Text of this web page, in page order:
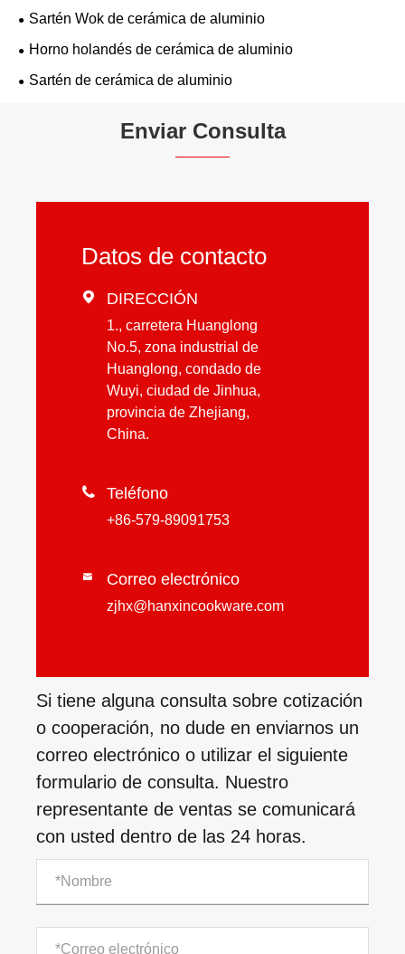
Sartén Wok de cerámica de aluminio
Horno holandés de cerámica de aluminio
Sartén de cerámica de aluminio
Enviar Consulta
Datos de contacto
 DIRECCIÓN
1., carretera Huanglong
No.5, zona industrial de
Huanglong, condado de
Wuyi, ciudad de Jinhua,
provincia de Zhejiang,
China.
 Teléfono
+86-579-89091753
 Correo electrónico
zjhx@hanxincookware.com
Si tiene alguna consulta sobre cotización
o cooperación, no dude en enviarnos un
correo electrónico o utilizar el siguiente
formulario de consulta. Nuestro
representante de ventas se comunicará
con usted dentro de las 24 horas.